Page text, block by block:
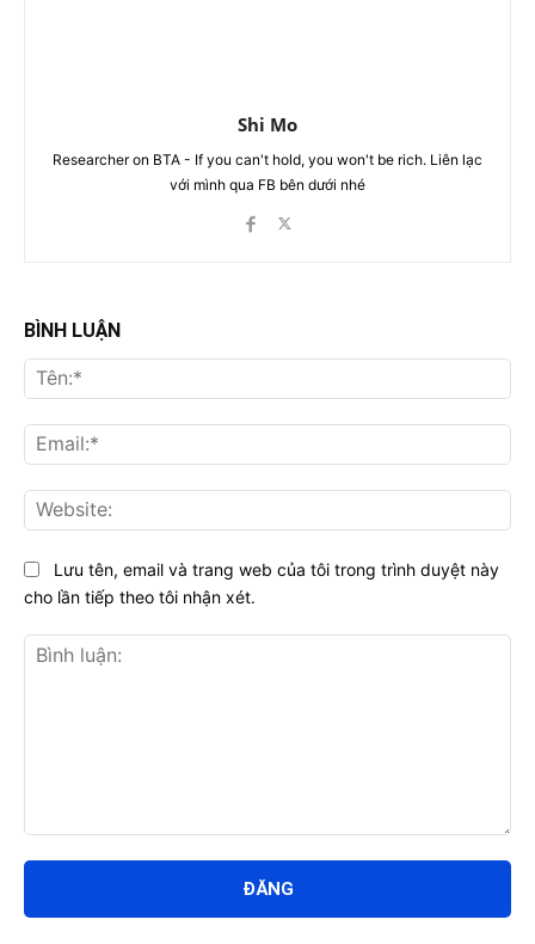
Shi Mo
Researcher on BTA - If you can't hold, you won't be rich. Liên lạc
với mình qua FB bên dưới nhé
BÌNH LUẬN
luận:
Lưu tên, email và trang web của tôi trong trình duyệt này
cho lần tiếp theo tôi nhận xét.